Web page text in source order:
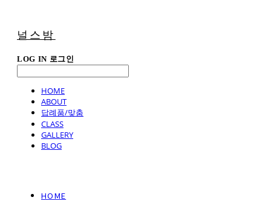
널스밤
LOG IN 로그인
HOME
ABOUT
답례품/맞춤
CLASS
GALLERY
BLOG
HOME